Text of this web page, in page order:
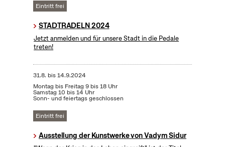
Eintritt frei
STADTRADELN 2024
Jetzt anmelden und für unsere Stadt in die Pedale
treten!
31.8. bis14.9.2024
Montag bis Freitag 9 bis 18 Uhr
Samstag 10 bis 14 Uhr
Sonn- und feiertags geschlossen
Eintritt frei
Ausstellung der Kunstwerke von Vadym Sidur